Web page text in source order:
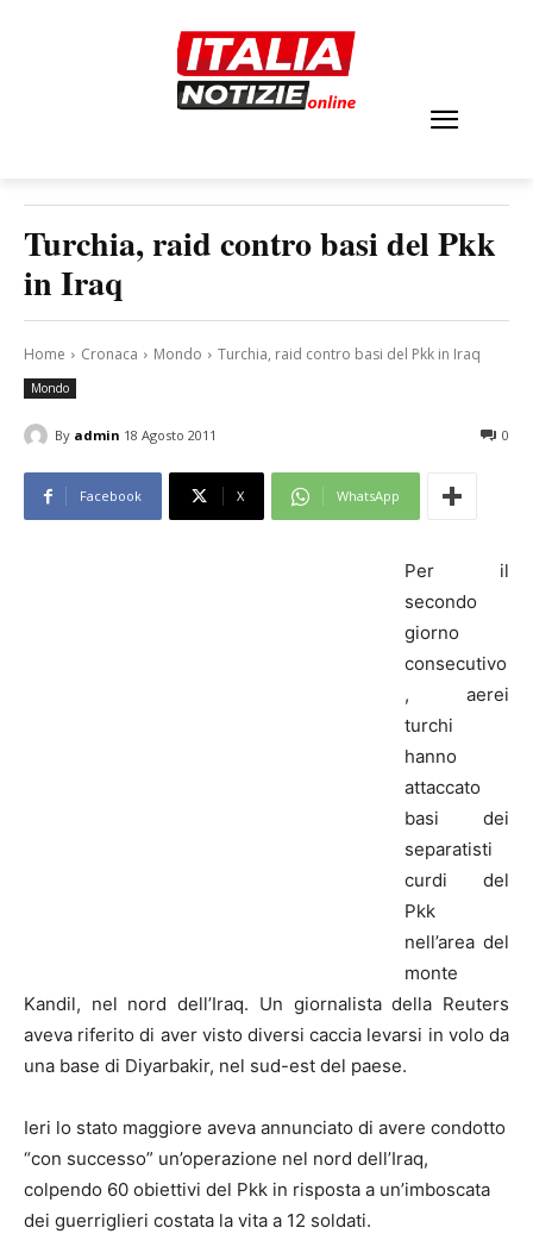
Turchia, raid contro basi del Pkk
in Iraq
Home Cronaca Mondo Turchia, raid contro basi del Pkk in Iraq
Mondo
By admin 18 Agosto 2011 0
Facebook X WhatsApp
Per il
secondo
giorno
consecutivo
, aerei
turchi
hanno
attaccato
basi dei
separatisti
curdi del
Pkk
nell’area del
monte
Kandil, nel nord dell’Iraq. Un giornalista della Reuters
aveva riferito di aver visto diversi caccia levarsi in volo da
una base di Diyarbakir, nel sud-est del paese.
Ieri lo stato maggiore aveva annunciato di avere condotto
“con successo” un’operazione nel nord dell’Iraq,
colpendo 60 obiettivi del Pkk in risposta a un’imboscata
dei guerriglieri costata la vita a 12 soldati.